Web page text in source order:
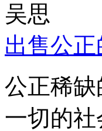
吴思
出售公正
公正稀
一切的